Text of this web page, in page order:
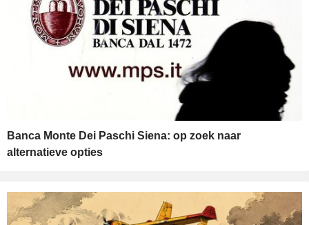
Banca Monte Dei Paschi Siena: op zoek naar
alternatieve opties